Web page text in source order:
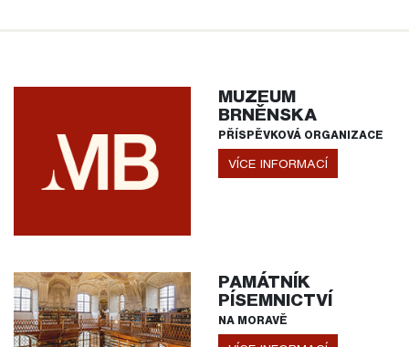
MUZEUM
BRNĚNSKA
PŘÍSPĚVKOVÁ ORGANIZACE
VÍCE INFORMACÍ
PAMÁTNÍK
PÍSEMNICTVÍ
NA MORAVĚ